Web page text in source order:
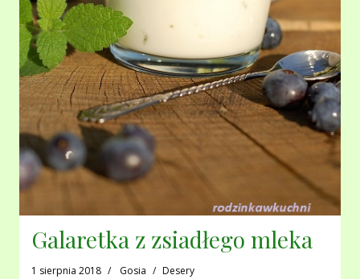
Galaretka z zsiadłego mleka
1 sierpnia 2018 Gosia Desery